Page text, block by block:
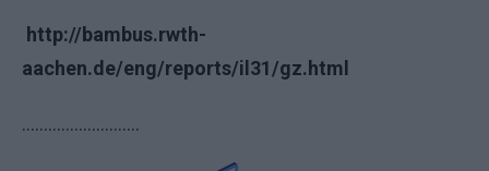
http://bambus.rwth-
aachen.de/eng/reports/il31/gz.html
...........................